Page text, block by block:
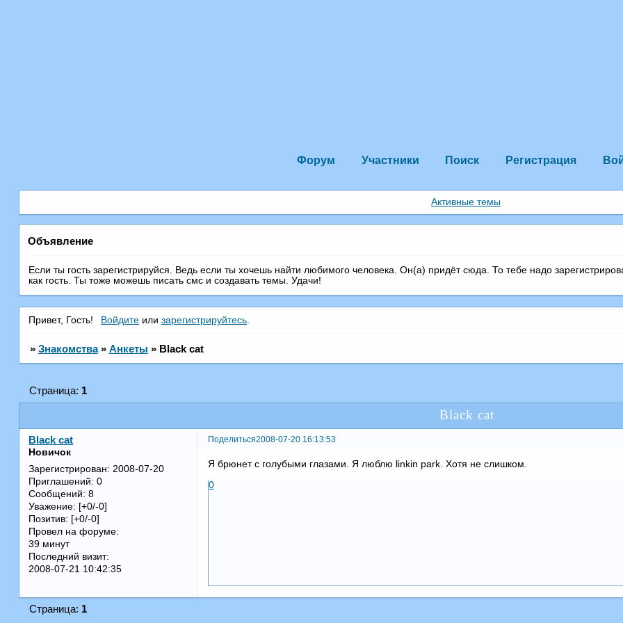
Форум Участники Поиск Регистрация
Активные темы
Объявление
Если ты гость зарегистрируйся. Ведь если ты хочешь найти любимого человека. Он(а) придёт сюда. То тебе надо
как гость. Ты тоже можешь писать смс и создавать темы. Удачи!
Привет, Гость! Войдите илизарегистрируйтесь
» Знакомства » Анкеты » Black cat
Black cat
Страница: 1
Поделиться2008-07-20 16:13:53
Black cat
Новичок
Зарегистрирован: 2008-07-20
Приглашений: 0
Сообщений: 8
Уважение: [+0/-0]
Позитив: [+0/-0]
Провел на форуме:
39 минут
Последний визит:
2008-07-21 10:42:35
Я брюнет с голубыми глазами. Я люблю linkin park. Хотя не слишком.
0
Страница: 1